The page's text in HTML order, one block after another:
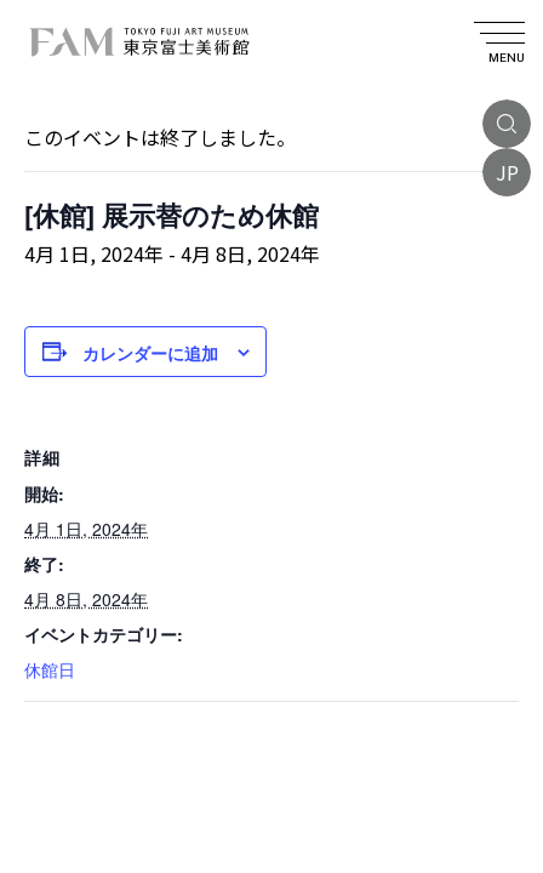
MENU
JP
このイベントは終了しました。
[休館] 展示替のため休館
4月 1日, 2024年 - 4月 8日, 2024年
カレンダーに追加
詳細
開始:
4月 1日, 2024年
終了:
4月 8日, 2024年
イベントカテゴリー:
休館日